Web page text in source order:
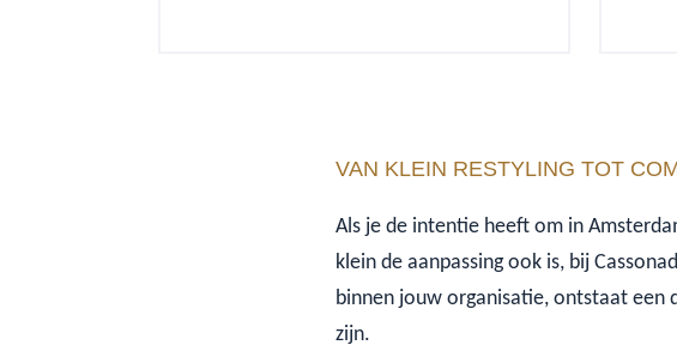
VAN KLEIN RESTYLING TOT
Als je de intentie heeft om in
klein de aanpassing ook is, bij
binnen jouw organisatie, ontstaat een
zijn.